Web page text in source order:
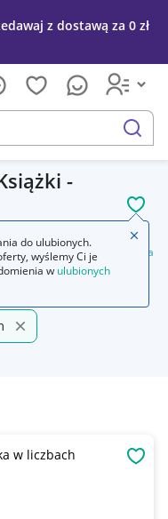
z dostawą za 0 zł
szukaj
-
Książki Historia, archeologia
w liczbach
do ulubionych.
wyślemy Ci je
w ulubionych